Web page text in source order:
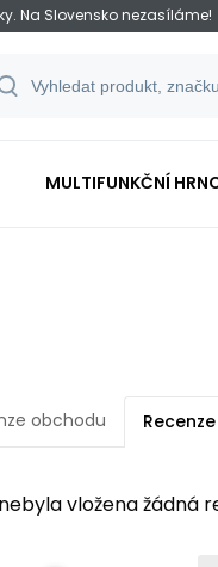
Na Slovensko nezasíláme!
MULTIFUNKČNÍ
obchodu
vložena žádná